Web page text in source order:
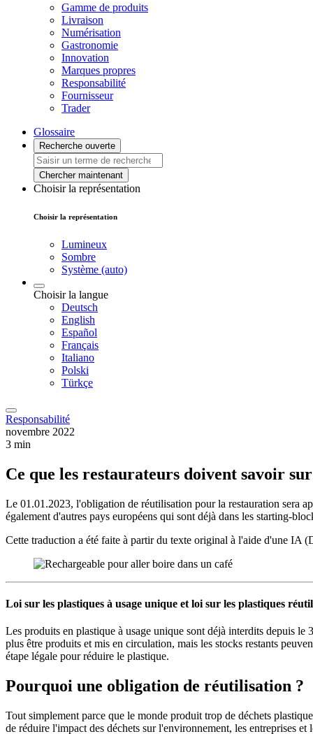
Gamme de produits
Livraison
Numérisation
Gastronomie
Innovation
Marques propres
Responsabilité
Fournisseur
Trader
Glossaire
Recherche ouverte
Chercher maintenant
Choisir la représentation
Choisir la représentation
Lumineux
Sombre
Système (auto)
Choisir la langue
Deutsch
English
Español
Français
Italiano
Polski
Türkçe
Responsabilité
novembre 2022
3 min
Ce que les restaurateurs doivent savoir
Le 01.01.2023, l'obligation de réutilisation pour la restauration sera
également d'autres pays européens qui sont déjà dans les starting-
Cette traduction a été faite à partir du texte original à l'aide d'une IA
Loi sur les plastiques à usage unique et loi sur les plastiques
Les produits en plastique à usage unique sont déjà interdits depuis
plus être produits et mis en circulation, mais les stocks restants
étape légale pour réduire le plastique.
Pourquoi une obligation de réutilisation ?
Tout simplement parce que le monde produit trop de déchets
de réduire l'impact des déchets sur l'environnement, les entreprises